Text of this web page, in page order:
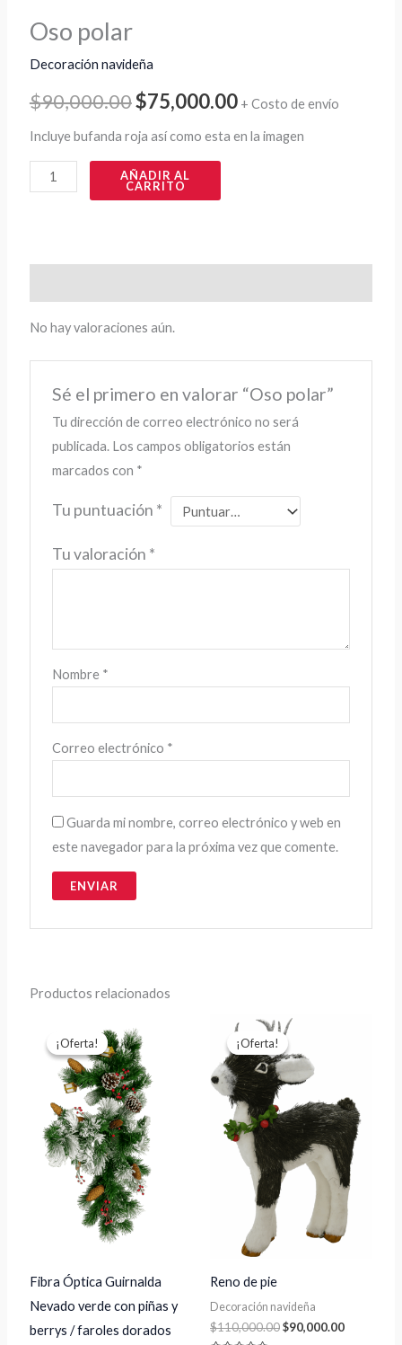
Oso polar
Decoración navideña
$90,000.00$75,000.00 + Costo de envío
Incluye bufanda roja así como esta en la imagen
AÑADIR AL
CARRITO
No hay valoraciones aún.
Sé el primero en valorar “Oso polar”
Tu dirección de correo electrónico no será
publicada. Los campos obligatorios están
marcados con *
Tu puntuación *
Tu valoración *
Nombre *
Correo electrónico *
Guarda mi nombre, correo electrónico y web en
este navegador para la próxima vez que comente.
Productos relacionados
¡Oferta!
¡Oferta!
Fibra Óptica Guirnalda
Nevado verde con piñas y
berrys / faroles dorados
precio
original
era:
$390,000.00.
$350,000.00.
¡Oferta!
¡Oferta!
Reno de pie
Decoración navideña
$110,000.00
El
precio
original
era:
$110,000.00.
$90,000.00